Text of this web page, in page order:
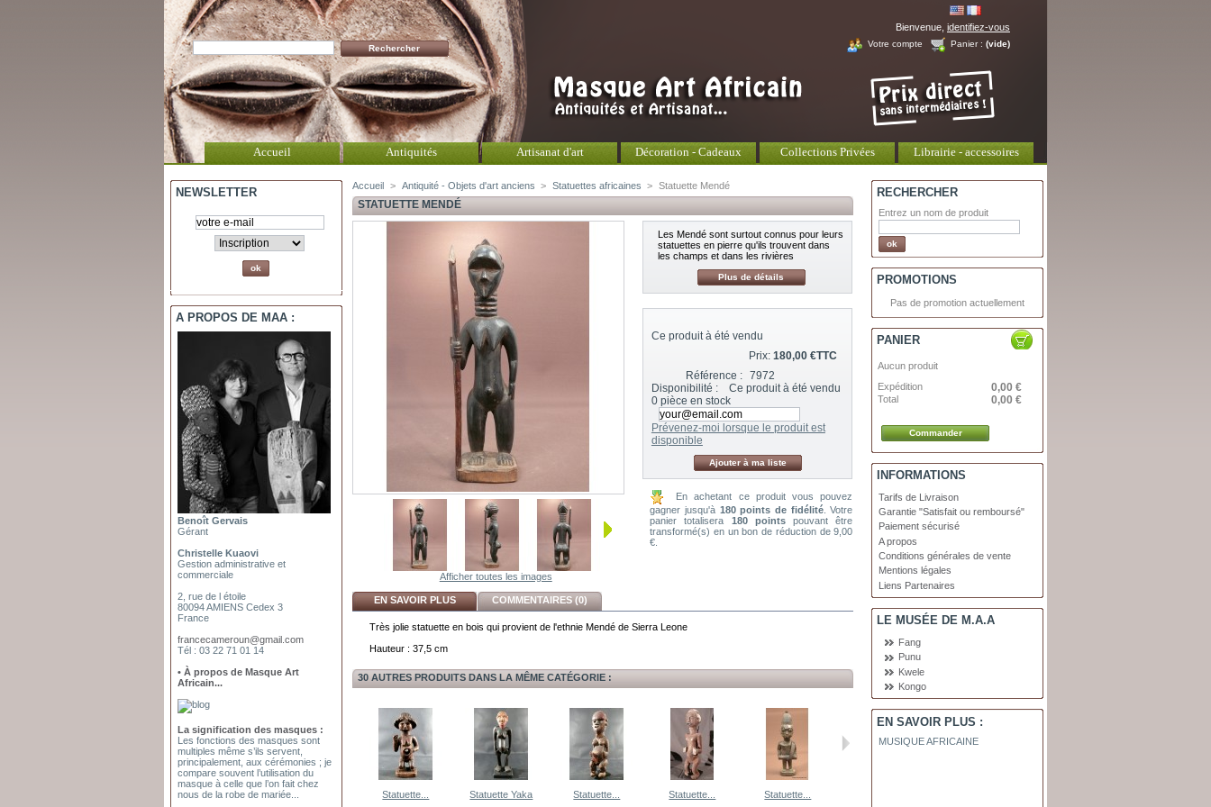
Bienvenue, identifiez-vous
Panier : (vide)
Votre compte
Accueil Antiquités Artisanat d'art Décoration - Cadeaux Collections Privées Librairie - accessoires
NEWSLETTER
A PROPOS DE MAA :
Benoît Gervais
Gérant
Christelle Kuaovi
Gestion administrative et
commerciale
2, rue de l étoile
80094 AMIENS Cedex 3
France
francecameroun@gmail.com
Tél : 03 22 71 01 14
• À propos de Masque Art
Africain...
La signification des masques :
Les fonctions des masques sont
multiples même s’ils servent,
principalement, aux cérémonies ; je
compare souvent l’utilisation du
masque à celle que l’on fait chez
nous de la robe de mariée...
Accueil > Antiquité - Objets d'art anciens > Statuettes africaines > Statuette Mendé
STATUETTE MENDÉ
Afficher toutes les images
Les Mendé sont surtout connus pour leurs
statuettes en pierre qu'ils trouvent dans
les champs et dans les rivières
Plus de détails
Ce produit à été vendu
Prix: 180,00 €TTC
Référence :
7972
Disponibilité :
Ce produit à été vendu
0 pièce en stock
Prévenez-moi lorsque le produit est
disponible
Ajouter à ma liste
En achetant ce produit vous pouvez
gagner jusqu'à 180points de fidélité. Votre
panier totalisera 180pointspouvant être
transformé(s) en un bon de réduction de9,00
€
EN SAVOIR PLUS COMMENTAIRES (0)
Très jolie statuette en bois qui provient de l'ethnie Mendé de Sierra Leone
Hauteur : 37,5 cm
30 AUTRES PRODUITS DANS LA MÊME CATÉGORIE :
Statuette... Statuette Yaka Statuette... Statuette... Statuette...
RECHERCHER
Entrez un nom de produit
PROMOTIONS
Pas de promotion actuellement
PANIER
Aucun produit
Expédition
0,00 €
Total 0,00 €
INFORMATIONS
Tarifs de Livraison
Garantie "Satisfait ou remboursé"
Paiement sécurisé
A propos
Conditions générales de vente
Mentions légales
Liens Partenaires
LE MUSÉE DE M.A.A
Fang
Punu
Kwele
Kongo
EN SAVOIR PLUS :
MUSIQUE AFRICAINE